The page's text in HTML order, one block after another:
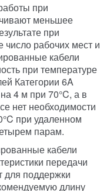
при
меньшее
при
число рабочих мест и
кабели
при температуре
Категории 6A
4 м при 70°C, а в
нет необходимости
при удаленном
парам.
кабели
передачи
для поддержки
длину